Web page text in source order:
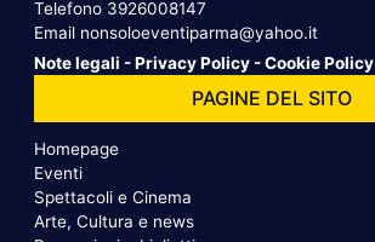
Telefono 3926008147
Email nonsoloeventiparma@yahoo.it
Note legali -Privacy Policy -Cookie Policy
PAGINE DEL SITO
Homepage
Eventi
Spettacoli e Cinema
Arte, Cultura e news